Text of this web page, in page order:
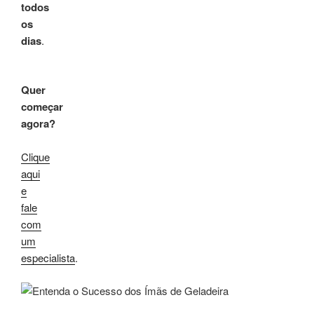
todos
os
dias.
Quer
começar
agora?
Clique
aqui
e
fale
com
um
especialista.